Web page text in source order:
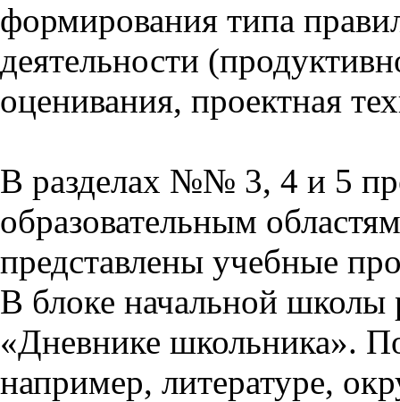
формирования типа
деятельности
оценивания, проектная
В разделах №№ 3, 4 и 5
образовательным
представлены учебные
В блоке начальной школы
«Дневнике школьника».
например, литературе,